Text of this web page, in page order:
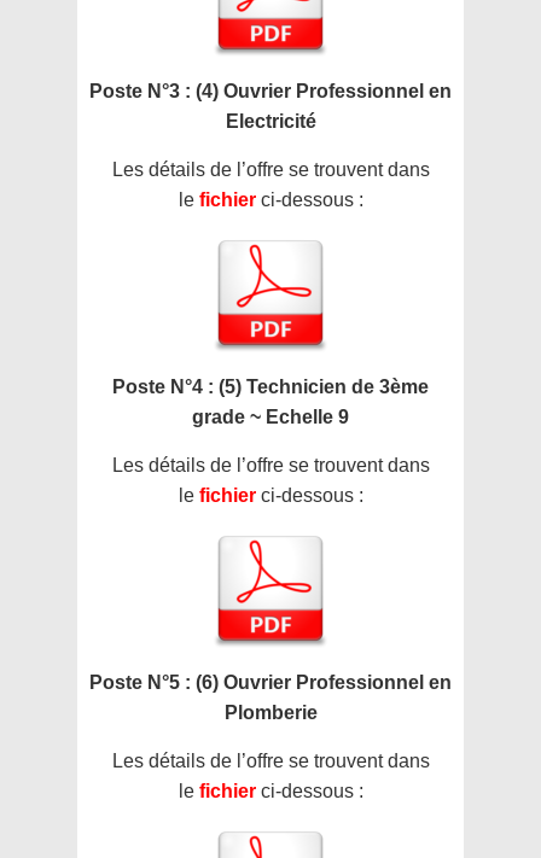
Poste N°3 : (4) Ouvrier Professionnel en
Electricité
Les détails de l’offre se trouvent dans
le fichier ci-dessous :
Poste N°4 : (5) Technicien de 3ème
grade ~ Echelle 9
Les détails de l’offre se trouvent dans
le fichier ci-dessous :
Poste N°5 : (6) Ouvrier Professionnel en
Plomberie
Les détails de l’offre se trouvent dans
le fichier ci-dessous :